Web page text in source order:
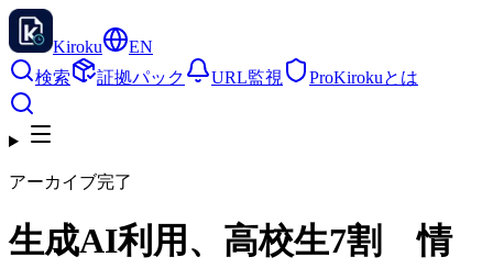
Kiroku
EN
検索
証拠パック URL監視 ProKirokuとは
アーカイブ完了
生成AI利用、高校生7割 情